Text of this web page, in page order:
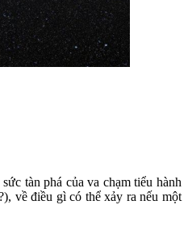
tàn phá của va chạm tiểu hành
về điều gì có thể xảy ra nếu một